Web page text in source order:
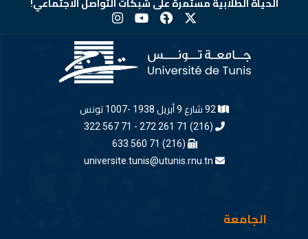
الحياة الطلابية مستمرة على شبكات التواصل الاجتماعي!
(216) 71 261 272 - 71 567 322
(216) 71 560 633
universite.tunis@utunis.rnu.tn
الجامعة